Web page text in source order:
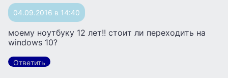
04.09.2016 в 14:40
моему ноутбуку 12 лет!! стоит ли переходить на
windows 10?
Ответить